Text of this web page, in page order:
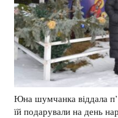
Юна шумчанка віддала
їй подарували на день